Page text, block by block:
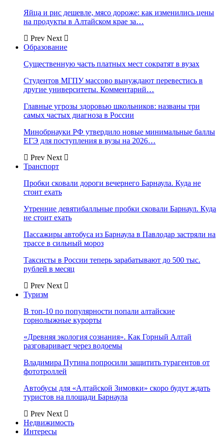
Яйца и рис дешевле, мясо дороже: как изменились цены
на продукты в Алтайском крае за…
Prev Next
Образование
Существенную часть платных мест сократят в вузах
Студентов МГПУ массово вынуждают перевестись в
другие университеты. Комментарий…
Главные угрозы здоровью школьников: названы три
самых частых диагноза в России
Минобрнауки РФ утвердило новые минимальные баллы
ЕГЭ для поступления в вузы на 2026…
Prev Next
Транспорт
Пробки сковали дороги вечернего Барнаула. Куда не
стоит ехать
Утренние девятибалльные пробки сковали Барнаул. Куда
не стоит ехать
Пассажиры автобуса из Барнаула в Павлодар застряли на
трассе в сильный мороз
Таксисты в России теперь зарабатывают до 500 тыс.
рублей в месяц
Prev Next
Туризм
В топ-10 по популярности попали алтайские
горнолыжные курорты
«Древняя экология сознания». Как Горный Алтай
разговаривает через водоемы
Владимира Путина попросили защитить турагентов от
фототроллей
Автобусы для «Алтайской Зимовки» скоро будут ждать
туристов на площади Барнаула
Prev Next
Недвижимость
Интересы